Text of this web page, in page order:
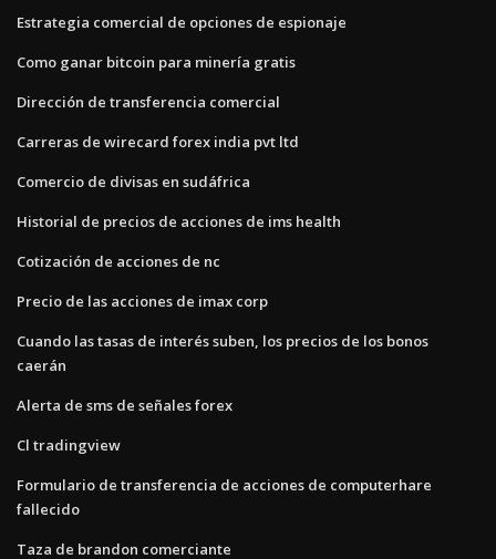
Estrategia comercial de opciones de espionaje
Como ganar bitcoin para minería gratis
Dirección de transferencia comercial
Carreras de wirecard forex india pvt ltd
Comercio de divisas en sudáfrica
Historial de precios de acciones de ims health
Cotización de acciones de nc
Precio de las acciones de imax corp
Cuando las tasas de interés suben, los precios de los bonos
caerán
Alerta de sms de señales forex
Cl tradingview
Formulario de transferencia de acciones de computerhare
fallecido
Taza de brandon comerciante